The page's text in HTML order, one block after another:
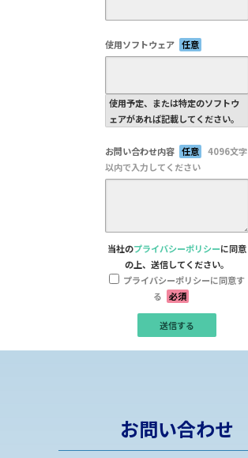
使用ソフトウェア 任意
使用予定、または特定のソフトウ
ェアがあれば記載してください。
お問い合わせ内容 任意
4096文字
以内で入力してください
当社のプライバシーポリシーに同意
の上、送信してください。
プライバシーポリシーに同意す
る
必須
お問い合わせ